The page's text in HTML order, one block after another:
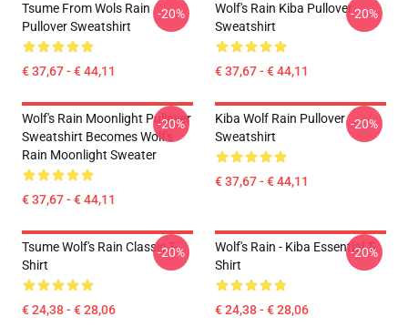
Tsume From Wols Rain
Pullover Sweatshirt
€ 37,67 - € 44,11
-20%
Wolf's Rain Kiba Pullover
Sweatshirt
€ 37,67 - € 44,11
-20%
Wolf's Rain Moonlight Pullover
Sweatshirt Becomes Wolf's
Rain Moonlight Sweater
€ 37,67 - € 44,11
-20%
Kiba Wolf Rain Pullover
Sweatshirt
€ 37,67 - € 44,11
-20%
Tsume Wolf's Rain Classic T-
Shirt
€ 24,38 - € 28,06
-20%
Wolf's Rain - Kiba Essential T-
Shirt
€ 24,38 - € 28,06
-20%